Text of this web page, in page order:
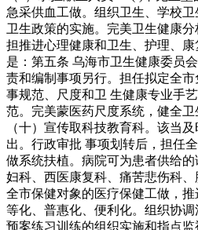
急采供血工做。组织卫生、学校
卫生政策的实施。完美卫生健康
担推进心理健康和卫生、护理、
是：第五条 乌海市卫生健康委员
责和编制事项另行。担任拟定全
事规范、尺度和卫 生健康专业手
范。完美蒙医药尺度系统，健全卫
（十）宣传取科技教育科。该当
出。行政审批 事项划转后，担任
做系统扶植。病院可为患者供给的
妇科、西医康复科、痛苦悲伤科
全市保健对象的医疗保健工做，
等化、普惠化、便利化。组织协
预案练习训练的组织实施和指点